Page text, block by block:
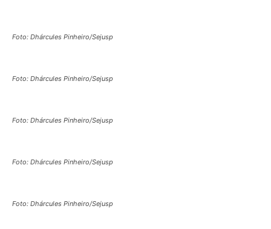
Foto: Dhárcules Pinheiro/Sejusp
Foto: Dhárcules Pinheiro/Sejusp
Foto: Dhárcules Pinheiro/Sejusp
Foto: Dhárcules Pinheiro/Sejusp
Foto: Dhárcules Pinheiro/Sejusp